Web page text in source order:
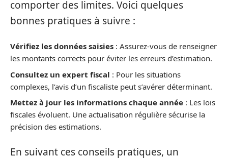
comporter des limites. Voici quelques
bonnes pratiques à suivre :
Vérifiez les données saisies : Assurez-vous de renseigner
les montants corrects pour éviter les erreurs d’estimation.
Consultez un expert fiscal : Pour les situations
complexes, l’avis d’un fiscaliste peut s’avérer déterminant.
Mettez à jour les informations chaque année : Les lois
fiscales évoluent. Une actualisation régulière sécurise la
précision des estimations.
En suivant ces conseils pratiques, un